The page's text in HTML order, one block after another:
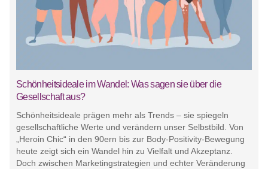
Schönheitsideale im Wandel: Was sagen sie über die
Gesellschaft aus?
Schönheitsideale prägen mehr als Trends – sie spiegeln
gesellschaftliche Werte und verändern unser Selbstbild. Von
„Heroin Chic“ in den 90ern bis zur Body-Positivity-Bewegung
heute zeigt sich ein Wandel hin zu Vielfalt und Akzeptanz.
Doch zwischen Marketingstrategien und echter Veränderung